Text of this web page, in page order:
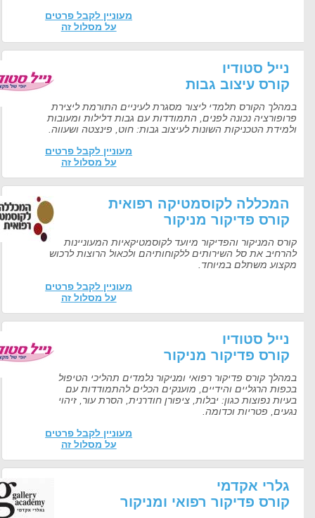
מעוניין לקבל פרטים
על מסלול זה
נייל סטודיו
קורס עיצוב גבות
במהלך הקורס תלמדי ליצור מסגרת לעיניים התורמת ליצירת
פרופורציה נכונה לפנים, התמודדות עם גבות דלילות ומעובות
ולמידת הטכניקות השונות לעיצוב גבות: חוט, פינצטה ושעווה.
מעוניין לקבל פרטים
על מסלול זה
המכללה לקוסמטיקה רפואית
קורס פדיקור מניקור
קורס המניקור והפדיקור מיועד לקוסמטיקאיות המעוניינות
להרחיב את סל השירותים ללקוחותיהם ולכאול הרוצות לרכוש
מקצוע משתלם במיוחד.
מעוניין לקבל פרטים
על מסלול זה
נייל סטודיו
קורס פדיקור מניקור
במהלך קורס פדיקור רפואי ומניקור נלמדים תהליכי הטיפול
בכפות הרגליים והידיים, מוענקים הכלים להתמודדות עם
בעיות נפוצות כגון: יבלות, ציפורן חודרנית, הסרת עור, זיהוי
נגעים, פטריות וכדומה.
מעוניין לקבל פרטים
על מסלול זה
גלרי אקדמי
קורס פדיקור רפואי ומניקור